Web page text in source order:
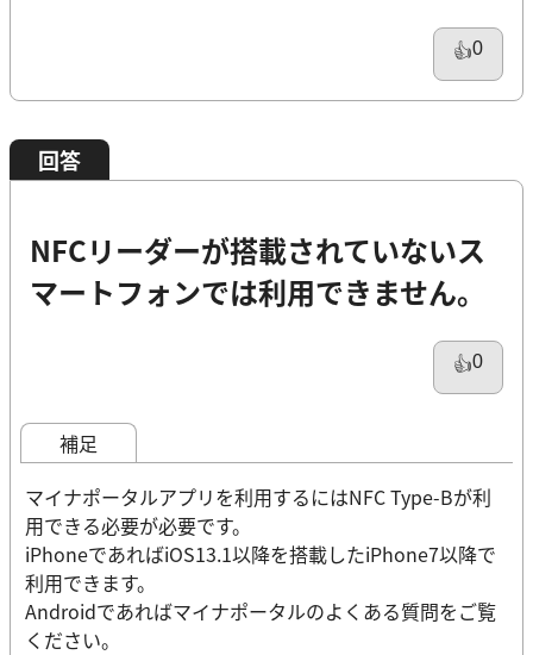
👍0
回答
👍0
NFCリーダーが搭載されていないス
マートフォンでは利用できません。
補足
マイナポータルアプリを利用するにはNFC Type-Bが利
用できる必要が必要です。
iPhoneであればiOS13.1以降を搭載したiPhone7以降で
利用できます。
Androidであればマイナポータルのよくある質問をご覧
ください。